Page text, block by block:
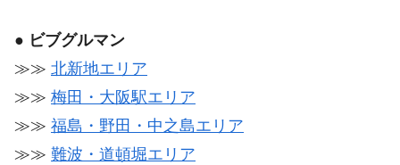
● ビブグルマン
≫≫ 北新地エリア
≫≫ 梅田・大阪駅エリア
≫≫ 福島・野田・中之島エリア
≫≫ 難波・道頓堀エリア